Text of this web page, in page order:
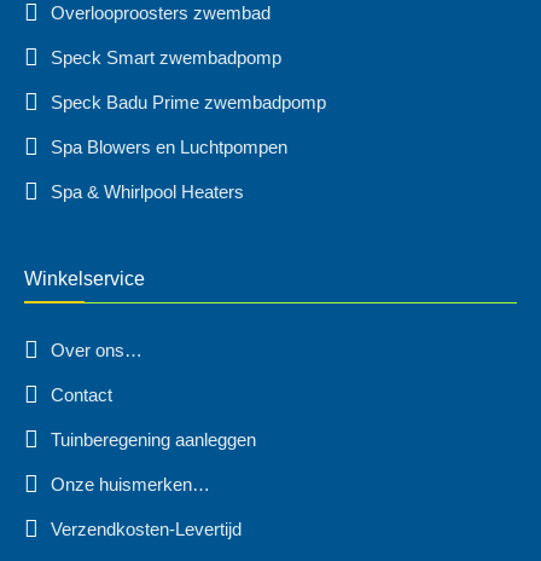
Overlooproosters zwembad
Speck Smart zwembadpomp
Speck Badu Prime zwembadpomp
Spa Blowers en Luchtpompen
Spa & Whirlpool Heaters
Winkelservice
Over ons…
Contact
Tuinberegening aanleggen
Onze huismerken…
Verzendkosten-Levertijd